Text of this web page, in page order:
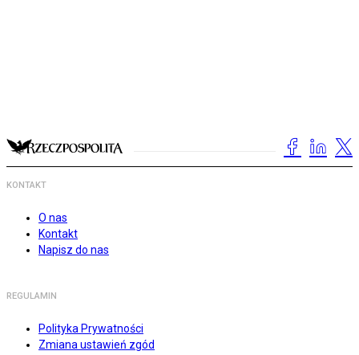
KONTAKT
O nas
Kontakt
Napisz do nas
REGULAMIN
Polityka Prywatności
Zmiana ustawień zgód